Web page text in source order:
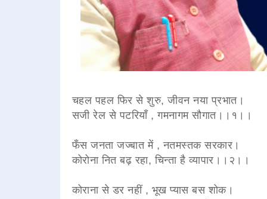
चहल पहल फिर से शुरु, जीवन नया प्रभात।
सजी रेल से पटरियाँ , गमनागम सौगात।।१।।
फँस जनता जज्बात में , नतमस्तक सरकार।
कोरोना नित बढ़ रहा, चिन्ता है व्यापार।।२।।
कोराना से डर नहीं , भूख प्यास बस शोक।